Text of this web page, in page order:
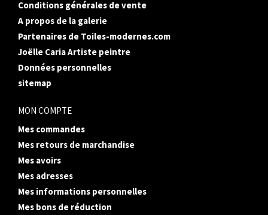
Conditions générales de vente
A propos de la galerie
Partenaires de Toiles-modernes.com
Joëlle Caria Artiste peintre
Données personnelles
sitemap
MON COMPTE
Mes commandes
Mes retours de marchandise
Mes avoirs
Mes adresses
Mes informations personnelles
Mes bons de réduction